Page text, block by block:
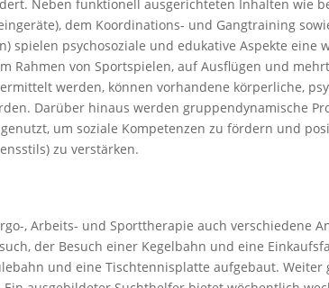
Neben funktionell ausgerichteten Inhalten wie
dem Koordinations- und Gangtraining
spielen psychosoziale und edukative Aspekte eine
von Sportspielen, auf Ausflügen und
werden, können vorhandene körperliche,
Darüber hinaus werden gruppendynamische
um soziale Kompetenzen zu fördern und
zu verstärken.
, Arbeits- und Sporttherapie auch verschiedene
der Besuch einer Kegelbahn und eine
und eine Tischtennisplatte aufgebaut. Weiter